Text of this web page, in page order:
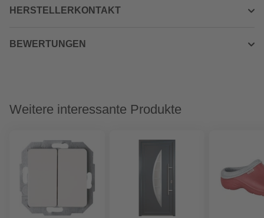
HERSTELLERKONTAKT
BEWERTUNGEN
Weitere interessante Produkte